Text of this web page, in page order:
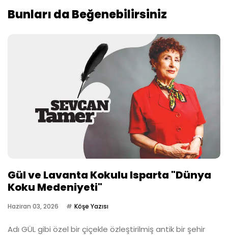
Bunları da Beğenebilirsiniz
Gül ve Lavanta Kokulu Isparta "Dünya
Koku Medeniyeti"
Haziran 03, 2026 Köşe Yazısı
Adı GÜL gibi özel bir çiçekle özleştirilmiş antik bir şehir